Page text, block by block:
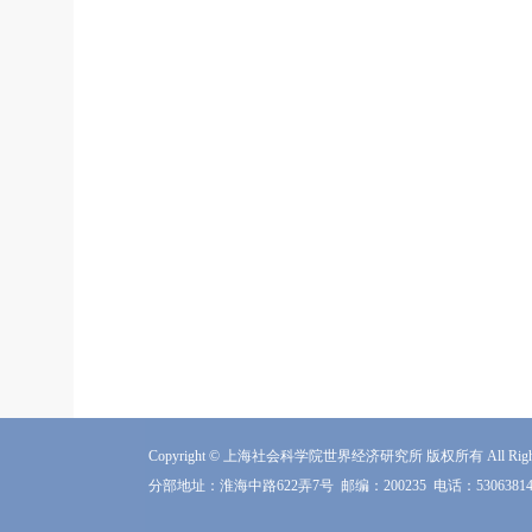
Copyright © 上海社会科学院世界经济研究所 版权所有 All
分部地址：淮海中路622弄7号 邮编：200235 电话：53063814